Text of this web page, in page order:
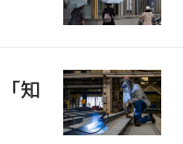
知